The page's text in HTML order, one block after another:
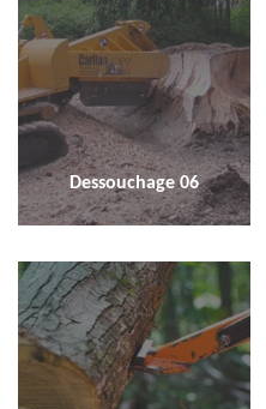
Dessouchage 06